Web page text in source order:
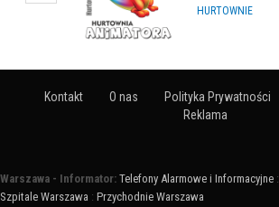
KURSY ZAWODOWE
Kontakt O nas Polityka Prywatności
Reklama
Warszawa - Informator: Telefony Alarmowe i Informacyjne :
Szpitale Warszawa : Przychodnie Warszawa